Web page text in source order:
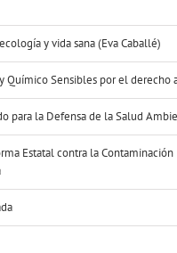
y vida sana (Eva Caballé)
Químico Sensibles por el derecho
para la Defensa de la Salud
Estatal contra la Contaminación